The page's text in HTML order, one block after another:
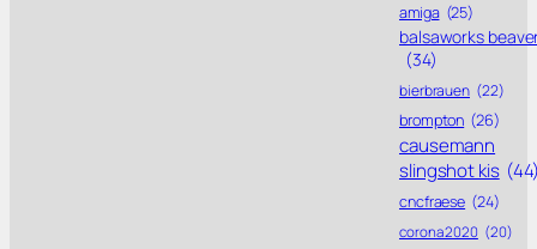
amiga (25)
balsaworks
(34)
bierbrauen (22)
brompton (26)
causemann
slingshot kis
cncfraese (24)
corona 2020 (20)